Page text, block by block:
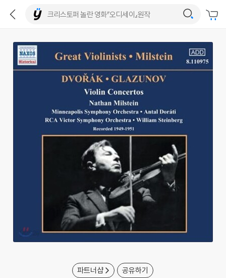
파트너샵 공유하기